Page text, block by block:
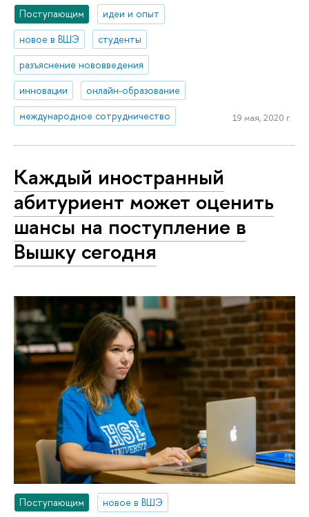
Поступающим
идеи и опыт
новое в ВШЭ
студенты
разъяснение нововведения
инновации
онлайн-образование
международное сотрудничество
19 мая, 2020 г.
Каждый иностранный
абитуриент может оценить
шансы на поступление в
Вышку сегодня
Поступающим
новое в ВШЭ